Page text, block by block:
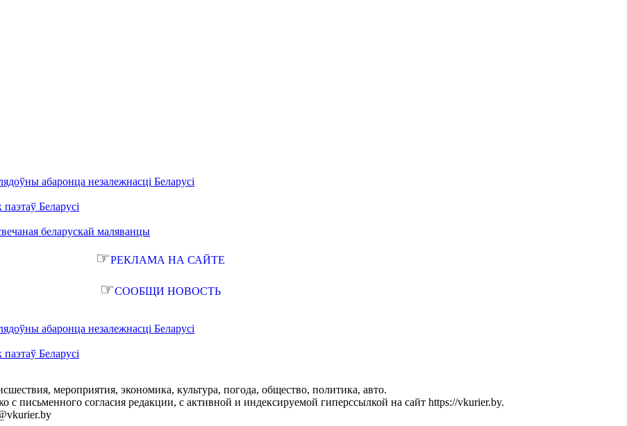
абаронца незалежнасці Беларусі
Беларусі
беларускай маляванцы
☞РЕКЛАМА НА САЙТЕ
☞СООБЩИ НОВОСТЬ
абаронца незалежнасці Беларусі
Беларусі
мероприятия, экономика, культура, погода, общество, политика, авто.
с письменного согласия редакции, с активной и индексируемой гиперссылкой на сайт https://vkurier.by.